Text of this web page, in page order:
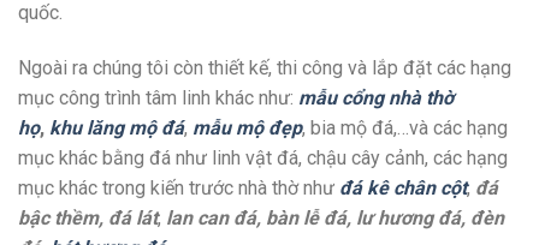
quốc.
Ngoài ra chúng tôi còn thiết kế, thi công và lắp đặt các hạng
mục công trình tâm linh khác như: mẫu cổng nhà thờ
họ, khu lăng mộ đá, mẫu mộ đẹp, bia mộ đá,…và các hạng
mục khác bằng đá như linh vật đá, chậu cây cảnh, các hạng
mục khác trong kiến trước nhà thờ như đá kê chân cột, đá
bậc thềm, đá lát, lan can đá, bàn lễ đá, lư hương đá, đèn